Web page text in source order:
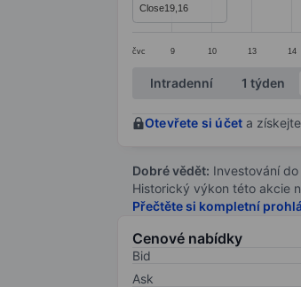
čvc 9 10 13 14
Close19,16
End of interactive chart.
Intradenní 1 týden
Otevřete si účet a
Dobré vědět: Investování
Historický výkon této akcie
Přečtěte si kompletní
Cenové nabídky
Bid
Ask